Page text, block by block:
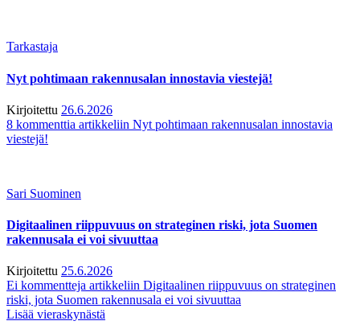
Tarkastaja
Nyt pohtimaan rakennusalan innostavia viestejä!
Kirjoitettu 26.6.2026
8 kommenttia artikkeliin Nyt pohtimaan rakennusalan innostavia
viestejä!
Sari Suominen
Digitaalinen riippuvuus on strateginen riski, jota Suomen
rakennusala ei voi sivuuttaa
Kirjoitettu 25.6.2026
Ei kommentteja artikkeliin Digitaalinen riippuvuus on strateginen
riski, jota Suomen rakennusala ei voi sivuuttaa
Lisää vieraskynästä